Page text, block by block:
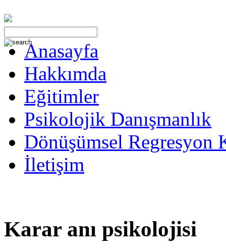
Anasayfa
Hakkımda
Eğitimler
Psikolojik Danışmanlık
Dönüşümsel Regresyon
İletişim
Karar anı psikolojisi